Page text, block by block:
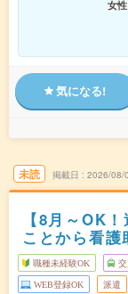
女性
気になる!
未読 掲載日 2026/08/
【8月～OK
ことから看
職種未経験OK
WEB登録OK 派遣